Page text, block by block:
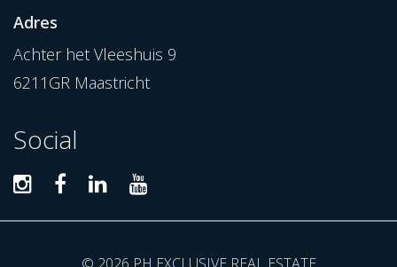
Adres
Achter het Vleeshuis 9
6211GR Maastricht
Social